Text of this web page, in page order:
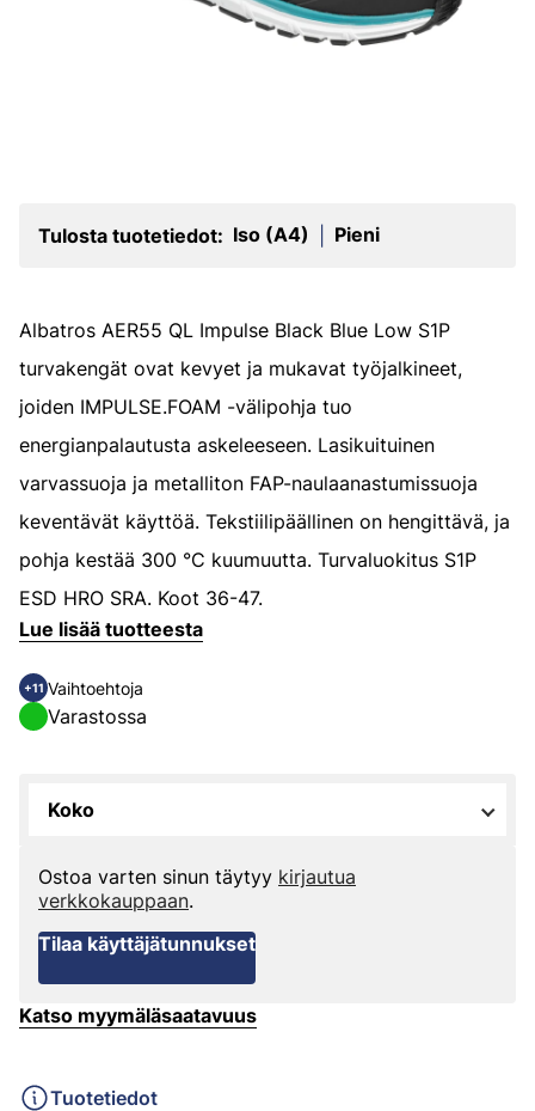
Tulosta tuotetiedot: Iso (A4) Pieni
Albatros AER55 QL Impulse Black Blue Low S1P
turvakengät ovat kevyet ja mukavat työjalkineet,
joiden IMPULSE.FOAM -välipohja tuo
energianpalautusta askeleeseen. Lasikuituinen
varvassuoja ja metalliton FAP-naulaanastumissuoja
keventävät käyttöä. Tekstiilipäällinen on hengittävä, ja
pohja kestää 300 °C kuumuutta. Turvaluokitus S1P
ESD HRO SRA. Koot 36-47.
Lue lisää tuotteesta
+11 Vaihtoehtoja
Varastossa
Koko
Ostoa varten sinun täytyy kirjautua
verkkokauppaan.
Tilaa käyttäjätunnukset
Katso myymäläsaatavuus
Tuotetiedot